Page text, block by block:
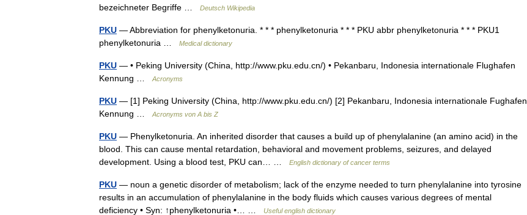
bezeichneter Begriffe …
Deutsch Wikipedia
PKU — Abbreviation for phenylketonuria. * * * phenylketonuria * * * PKU abbr phenylketonuria * * * PKU1
phenylketonuria …
Medical dictionary
PKU — • Peking University (China, http://www.pku.edu.cn/) • Pekanbaru, Indonesia internationale Flughafen
Kennung …
Acronyms
PKU — [1] Peking University (China, http://www.pku.edu.cn/) [2] Pekanbaru, Indonesia internationale Fughafen
Kennung …
Acronyms von A bis Z
PKU — Phenylketonuria. An inherited disorder that causes a build up of phenylalanine (an amino acid) in the
blood. This can cause mental retardation, behavioral and movement problems, seizures, and delayed
development. Using a blood test, PKU can… …
English dictionary of cancer terms
PKU — noun a genetic disorder of metabolism; lack of the enzyme needed to turn phenylalanine into tyrosine
results in an accumulation of phenylalanine in the body fluids which causes various degrees of mental
deficiency • Syn: ↑phenylketonuria •… …
Useful english dictionary